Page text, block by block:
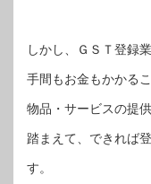
しかし、ＧＳＴ登録
手間もお金もかかる
物品・サービスの提
踏まえて、できれば
す。